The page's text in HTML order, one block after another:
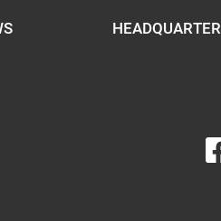
HEADQUARTER